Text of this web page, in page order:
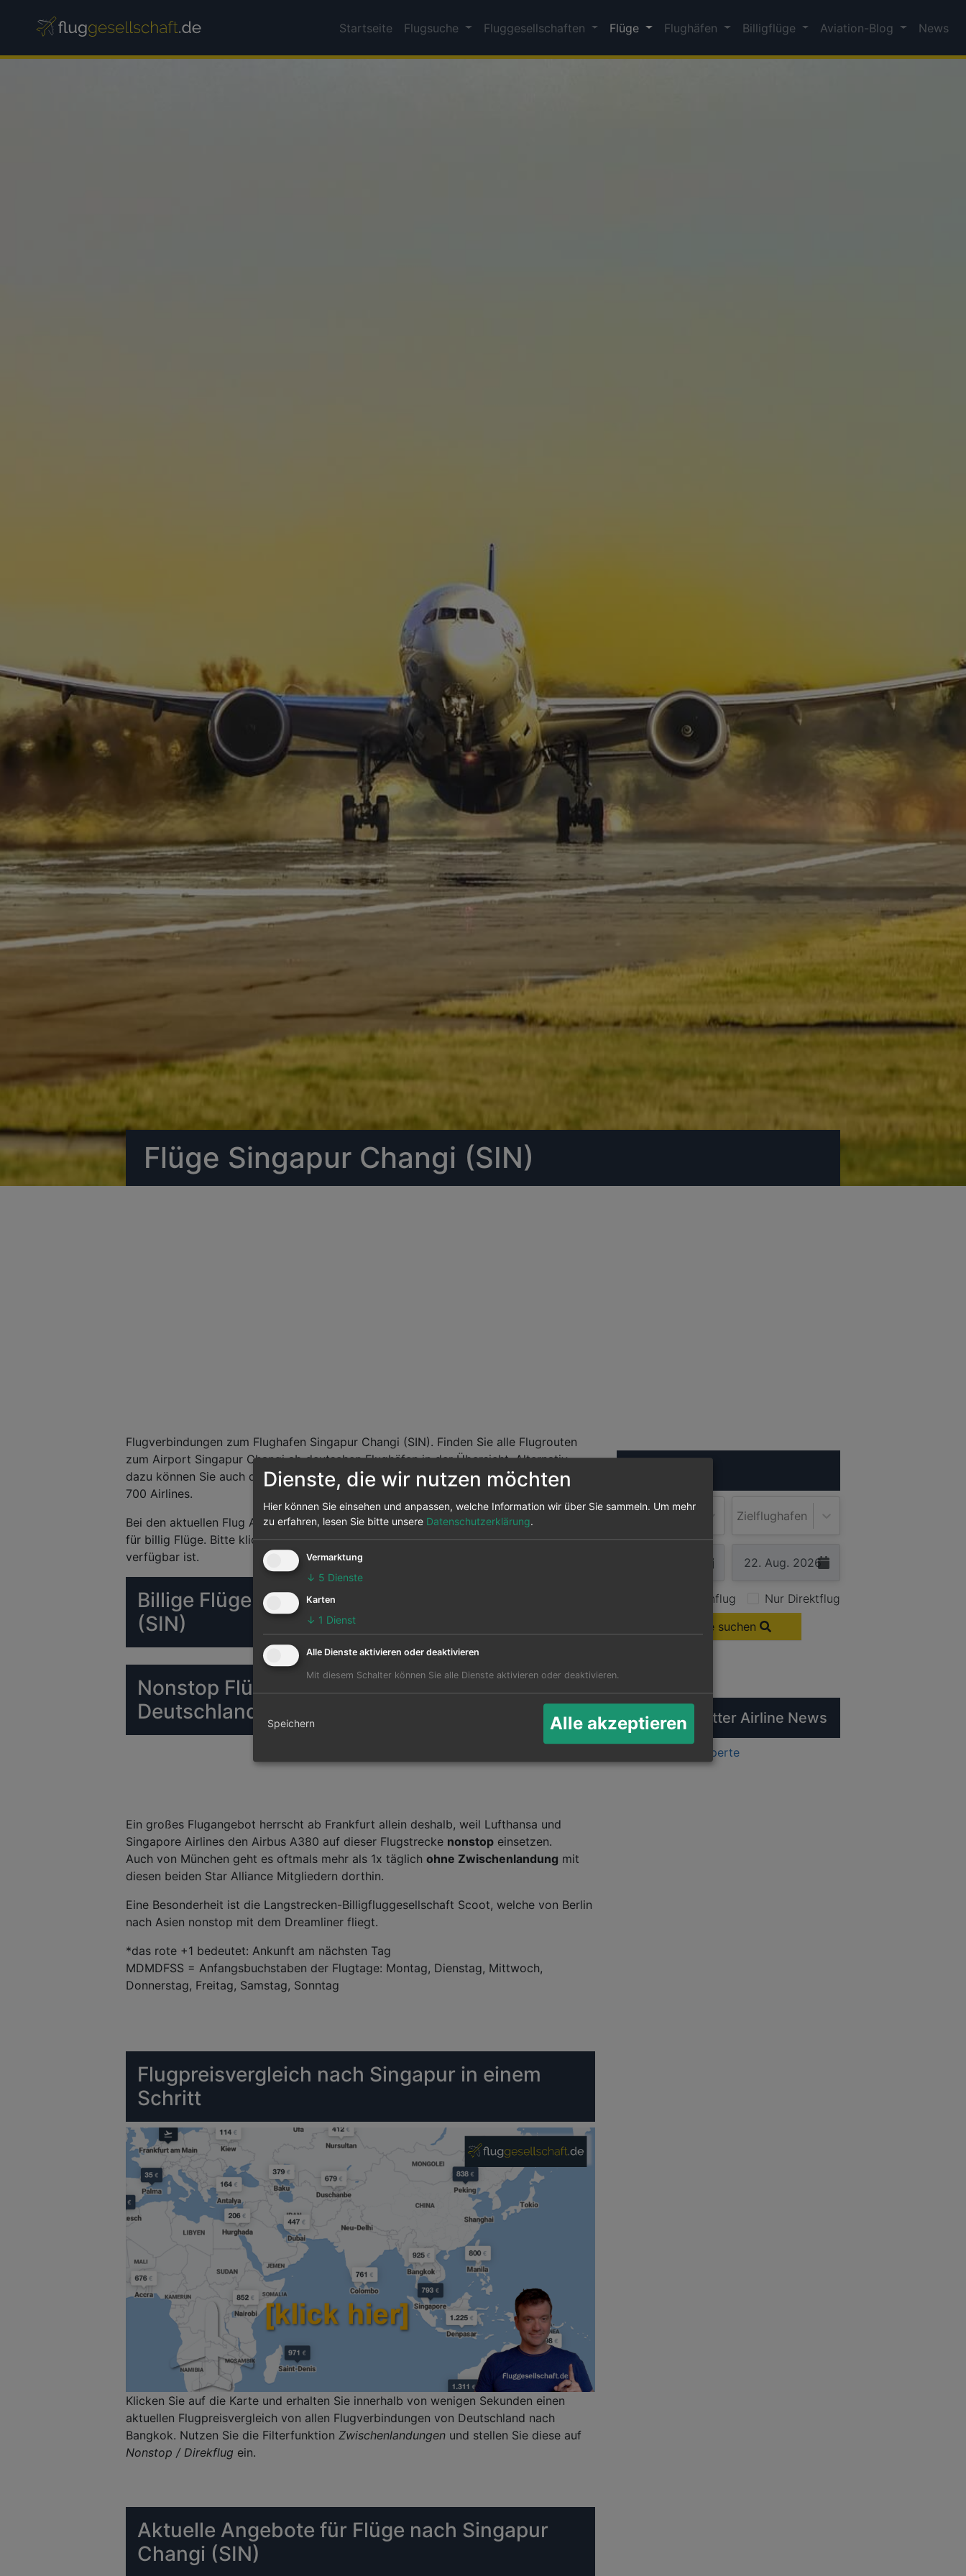
Startseite Flugsuche Fluggesellschaften Flüge Flughäfen Billigflüge Aviation-Blog News
Flüge Singapur Changi (SIN)
Flugverbindungen zum Flughafen Singapur Changi (SIN). Finden Sie alle Flugrouten
zum Airport Singapur Changi ab deutschen Flughäfen in der Übersicht. Alternativ
dazu können Sie auch die Flugsuche nutzen. Wir vergleichen die Flugpreise von über
700 Airlines.
Bei den aktuellen Flug Angeboten handelt es sich um Daten aus unserem Preisarchiv
für billig Flüge. Bitte klicken Sie nochmals auf prüfen um sehen, ob der Flug noch
verfügbar ist.
Billige Flüge (Matrix) nach Singapur Changi
(SIN)
Nonstop Flüge nach Singapur, u.a. von
Deutschland
Ein großes Flugangebot herrscht ab Frankfurt allein deshalb, weil Lufthansa und
Singapore Airlines den Airbus A380 auf dieser Flugstrecke nonstop einsetzen.
Auch von München geht es oftmals mehr als 1x täglich ohne Zwischenlandung mit
diesen beiden Star Alliance Mitgliedern dorthin.
Eine Besonderheit ist die Langstrecken-Billigfluggesellschaft Scoot, welche von Berlin
nach Asien nonstop mit dem Dreamliner fliegt.
*das rote +1 bedeutet: Ankunft am nächsten Tag
MDMDFSS = Anfangsbuchstaben der Flugtage: Montag, Dienstag, Mittwoch,
Donnerstag, Freitag, Samstag, Sonntag
Flugpreisvergleich nach Singapur in einem
Schritt
Klicken Sie auf die Karte und erhalten Sie innerhalb von wenigen Sekunden einen
aktuellen Flugpreisvergleich von allen Flugverbindungen von Deutschland nach
Bangkok. Nutzen Sie die Filterfunktion Zwischenlandungen und stellen Sie diese auf
Nonstop / Direkflug ein.
Aktuelle Angebote für Flüge nach Singapur
Changi (SIN)
Zielflughafen
Nur Hinflug
Nur Direktflug
Flüge suchen
Aktuelle Twitter Airline News
Tweets by flugexperte
Dienste, die wir nutzen möchten
Hier können Sie einsehen und anpassen, welche Information wir über Sie sammeln. Um mehr
zu erfahren, lesen Sie bitte unsere Datenschutzerklärung.
Vermarktung
↓ 5 Dienste
Karten
↓ 1 Dienst
Alle Dienste aktivieren oder deaktivieren
Mit diesem Schalter können Sie alle Dienste aktivieren oder deaktivieren.
Speichern Alle akzeptieren